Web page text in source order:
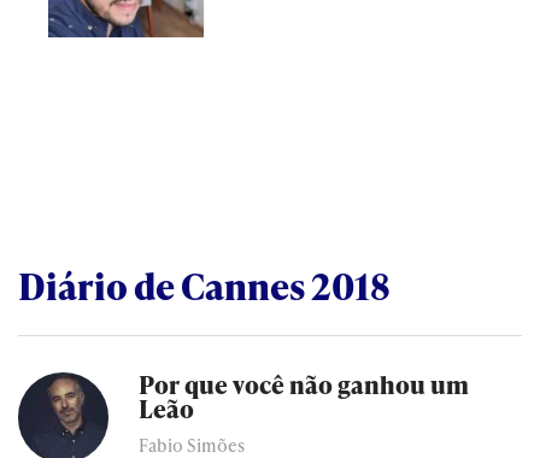
Diário de Cannes 2018
Por que você não ganhou um
Leão
Fabio Simões